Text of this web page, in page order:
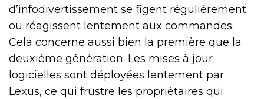
d’infodivertissement se figent régulièrement
ou réagissent lentement aux commandes.
Cela concerne aussi bien la première que la
deuxième génération. Les mises à jour
logicielles sont déployées lentement par
Lexus, ce qui frustre les propriétaires qui